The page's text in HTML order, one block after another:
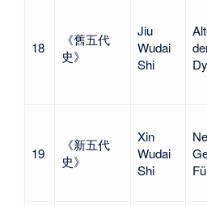
18
《舊五代
史》
Jiu
Wudai
Shi
19
《新五代
史》
Xin
Wudai
Shi